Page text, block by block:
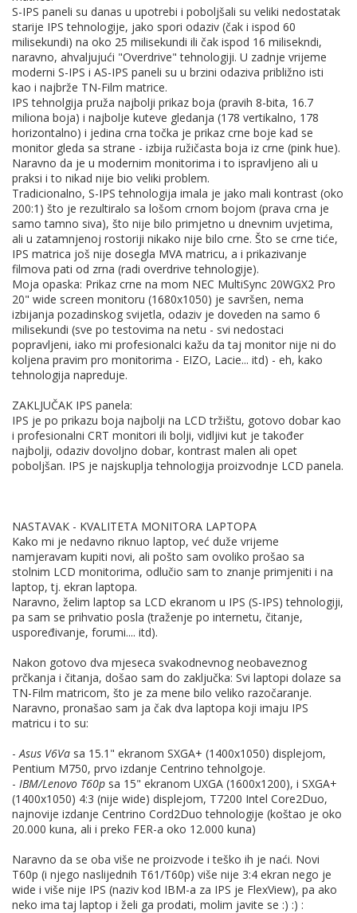
S-IPS paneli su danas u upotrebi i poboljšali su veliki nedostatak
starije IPS tehnologije, jako spori odaziv (čak i ispod 60
milisekundi) na oko 25 milisekundi ili čak ispod 16 milisekndi,
naravno, ahvaljujući "Overdrive" tehnologiji. U zadnje vrijeme
moderni S-IPS i AS-IPS paneli su u brzini odaziva približno isti
kao i najbrže TN-Film matrice.
IPS tehnolgija pruža najbolji prikaz boja (pravih 8-bita, 16.7
miliona boja) i najbolje kuteve gledanja (178 vertikalno, 178
horizontalno) i jedina crna točka je prikaz crne boje kad se
monitor gleda sa strane - izbija ružičasta boja iz crne (pink hue).
Naravno da je u modernim monitorima i to ispravljeno ali u
praksi i to nikad nije bio veliki problem.
Tradicionalno, S-IPS tehnologija imala je jako mali kontrast (oko
200:1) što je rezultiralo sa lošom crnom bojom (prava crna je
samo tamno siva), što nije bilo primjetno u dnevnim uvjetima,
ali u zatamnjenoj rostoriji nikako nije bilo crne. Što se crne tiće,
IPS matrica još nije dosegla MVA matricu, a i prikazivanje
filmova pati od zrna (radi overdrive tehnologije).
Moja opaska: Prikaz crne na mom NEC MultiSync 20WGX2 Pro
20" wide screen monitoru (1680x1050) je savršen, nema
izbijanja pozadinskog svijetla, odaziv je doveden na samo 6
milisekundi (sve po testovima na netu - svi nedostaci
popravljeni, iako mi profesionalci kažu da taj monitor nije ni do
koljena pravim pro monitorima - EIZO, Lacie... itd) - eh, kako
tehnologija napreduje.
ZAKLJUČAK IPS panela:
IPS je po prikazu boja najbolji na LCD tržištu, gotovo dobar kao
i profesionalni CRT monitori ili bolji, vidljivi kut je također
najbolji, odaziv dovoljno dobar, kontrast malen ali opet
poboljšan. IPS je najskuplja tehnologija proizvodnje LCD panela.
NASTAVAK - KVALITETA MONITORA LAPTOPA
Kako mi je nedavno riknuo laptop, već duže vrijeme
namjeravam kupiti novi, ali pošto sam ovoliko prošao sa
stolnim LCD monitorima, odlučio sam to znanje primjeniti i na
laptop, tj. ekran laptopa.
Naravno, želim laptop sa LCD ekranom u IPS (S-IPS) tehnologiji,
pa sam se prihvatio posla (traženje po internetu, čitanje,
uspoređivanje, forumi.... itd).
Nakon gotovo dva mjeseca svakodnevnog neobaveznog
prčkanja i čitanja, došao sam do zaključka: Svi laptopi dolaze sa
TN-Film matricom, što je za mene bilo veliko razočaranje.
Naravno, pronašao sam ja čak dva laptopa koji imaju IPS
matricu i to su:
-Asus V6Va sa 15.1" ekranom SXGA+ (1400x1050) displejom,
Pentium M750, prvo izdanje Centrino tehnolgoje.
- IBM/Lenovo T60p sa 15" ekranom UXGA (1600x1200), i SXGA+
(1400x1050) 4:3 (nije wide) displejom, T7200 Intel Core2Duo,
najnovije izdanje Centrino Cord2Duo tehnologije (koštao je oko
20.000 kuna, ali i preko FER-a oko 12.000 kuna)
Naravno da se oba više ne proizvode i teško ih je naći. Novi
T60p (i njego naslijednih T61/T60p) više nije 3:4 ekran nego je
wide i više nije IPS (naziv kod IBM-a za IPS je FlexView), pa ako
neko ima taj laptop i želi ga prodati, molim javite se :) :) :